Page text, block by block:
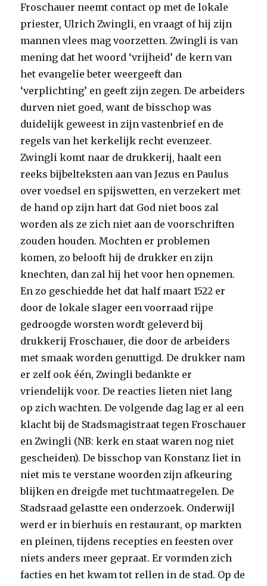
Froschauer neemt contact op met de lokale
priester, Ulrich Zwingli, en vraagt of hij zijn
mannen vlees mag voorzetten. Zwingli is van
mening dat het woord ‘vrijheid’ de kern van
het evangelie beter weergeeft dan
‘verplichting’ en geeft zijn zegen. De arbeiders
durven niet goed, want de bisschop was
duidelijk geweest in zijn vastenbrief en de
regels van het kerkelijk recht evenzeer.
Zwingli komt naar de drukkerij, haalt een
reeks bijbelteksten aan van Jezus en Paulus
over voedsel en spijswetten, en verzekert met
de hand op zijn hart dat God niet boos zal
worden als ze zich niet aan de voorschriften
zouden houden. Mochten er problemen
komen, zo belooft hij de drukker en zijn
knechten, dan zal hij het voor hen opnemen.
En zo geschiedde het dat half maart 1522 er
door de lokale slager een voorraad rijpe
gedroogde worsten wordt geleverd bij
drukkerij Froschauer, die door de arbeiders
met smaak worden genuttigd. De drukker nam
er zelf ook één, Zwingli bedankte er
vriendelijk voor. De reacties lieten niet lang
op zich wachten. De volgende dag lag er al een
klacht bij de Stadsmagistraat tegen Froschauer
en Zwingli (NB: kerk en staat waren nog niet
gescheiden). De bisschop van Konstanz liet in
niet mis te verstane woorden zijn afkeuring
blijken en dreigde met tuchtmaatregelen. De
Stadsraad gelastte een onderzoek. Onderwijl
werd er in bierhuis en restaurant, op markten
en pleinen, tijdens recepties en feesten over
niets anders meer gepraat. Er vormden zich
facties en het kwam tot rellen in de stad. Op de